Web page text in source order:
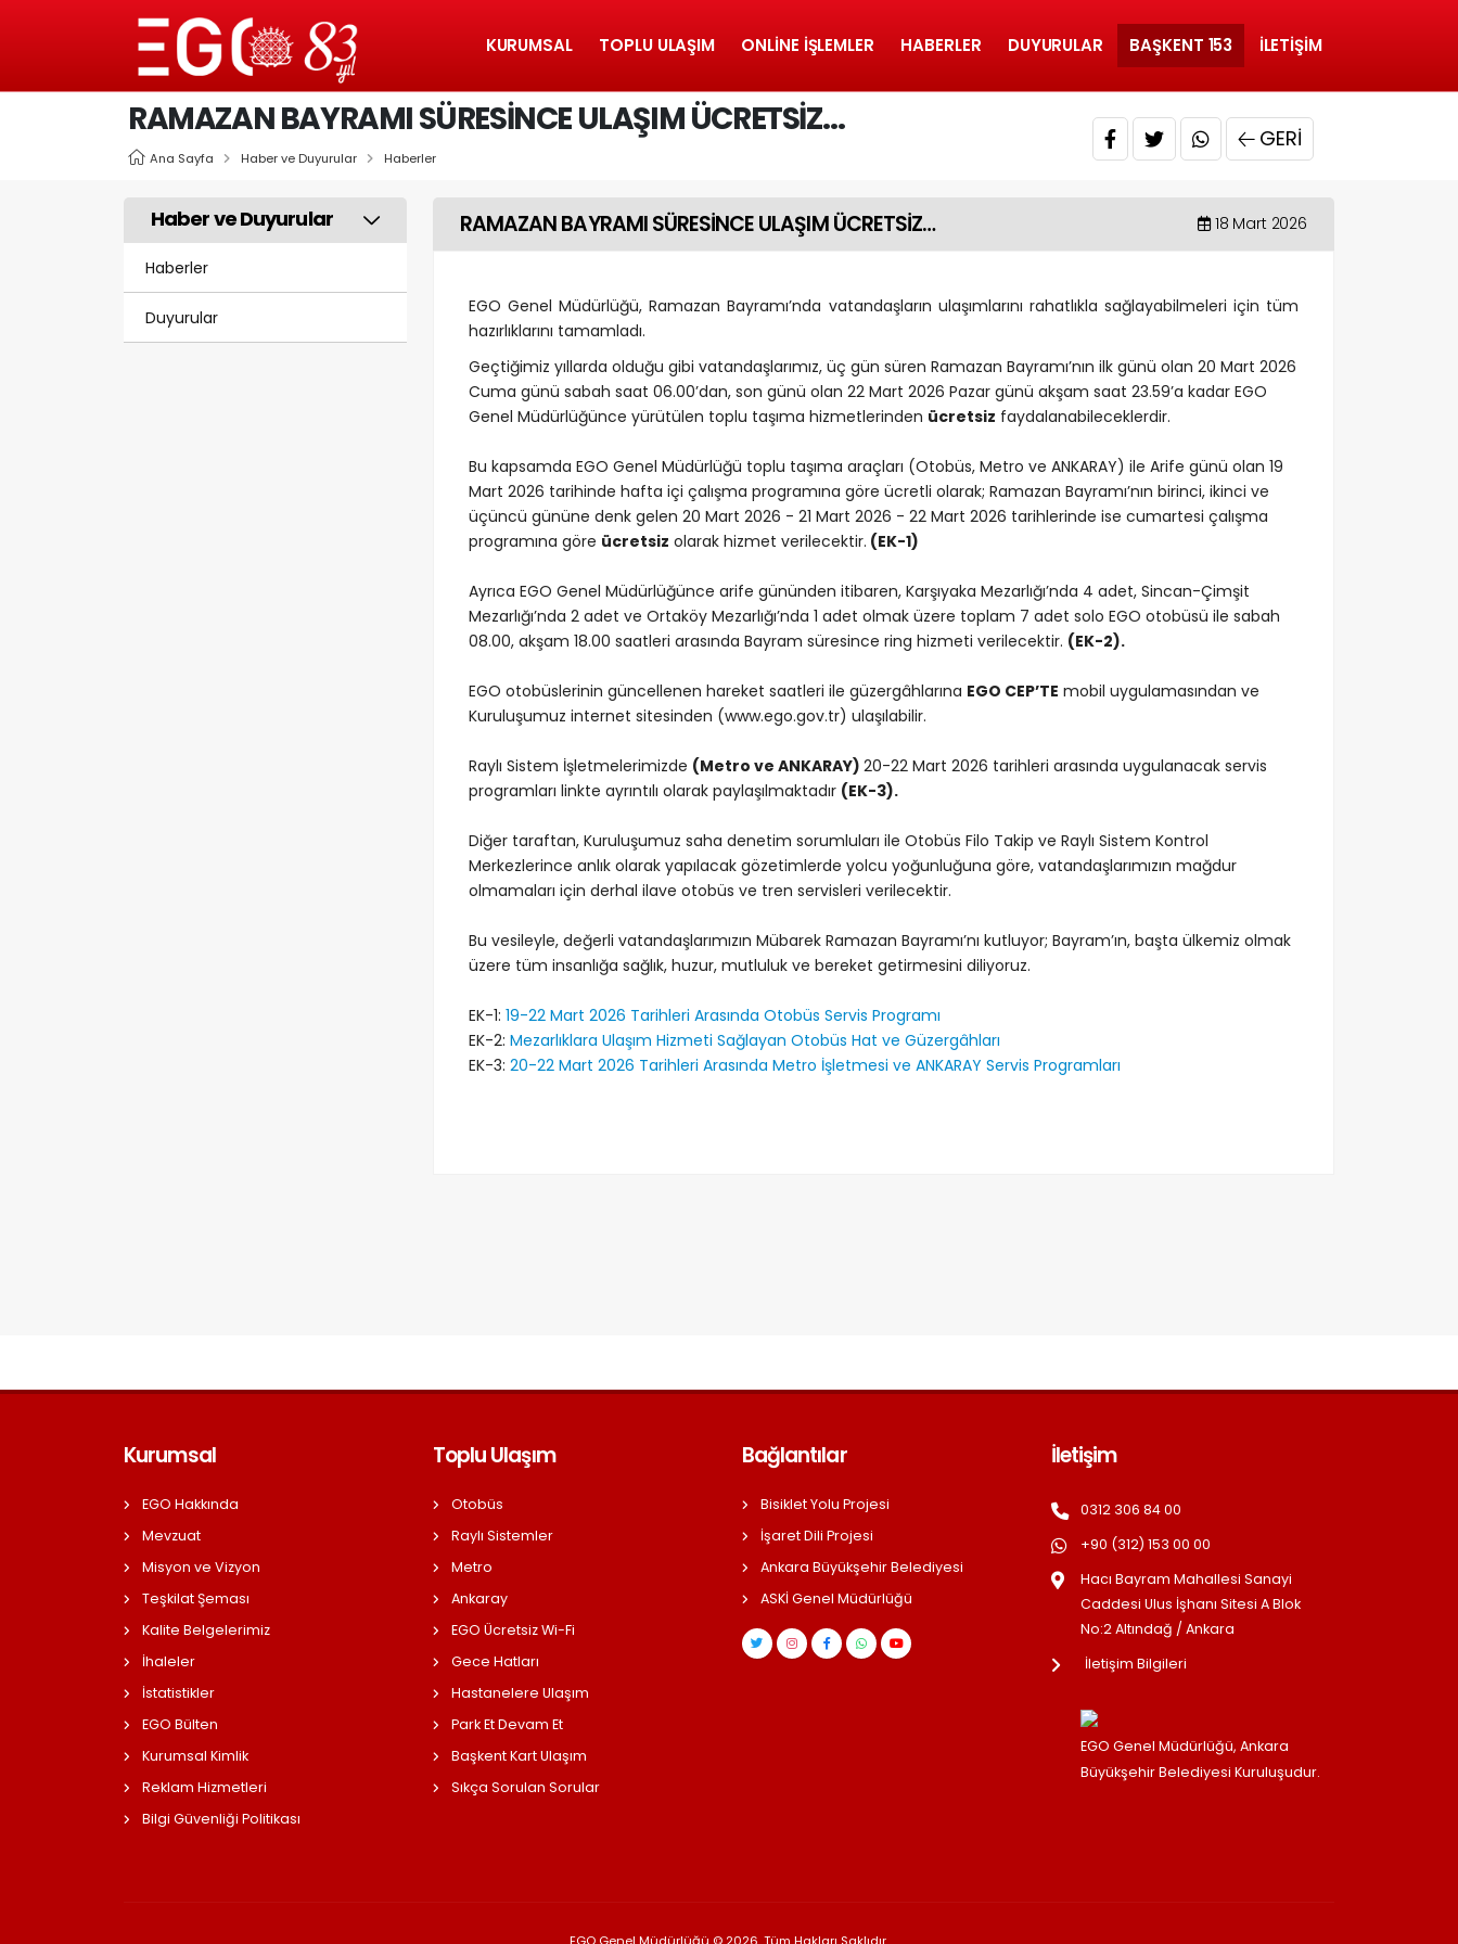
KURUMSAL TOPLU ULAŞIM ONLINE İŞLEMLER HABERLER DUYURULAR BAŞKENT 153 İLETIŞIM
RAMAZAN BAYRAMI SÜRESİNCE ULAŞIM ÜCRETSİZ…
Ana Sayfa Haber ve Duyurular Haberler
GERI
Haber ve Duyurular
Haberler
Duyurular
RAMAZAN BAYRAMI SÜRESİNCE ULAŞIM ÜCRETSİZ… 18 Mart 2026
EGO Genel Müdürlüğü, Ramazan Bayramı’nda vatandaşların ulaşımlarını rahatlıkla sağlayabilmeleri için tüm
hazırlıklarını tamamladı.
Geçtiğimiz yıllarda olduğu gibi vatandaşlarımız, üç gün süren Ramazan Bayramı’nın ilk günü olan 20 Mart 2026
Cuma günü sabah saat 06.00’dan, son günü olan 22 Mart 2026 Pazar günü akşam saat 23.59’a kadar EGO
Genel Müdürlüğünce yürütülen toplu taşıma hizmetlerinden ücretsiz faydalanabileceklerdir.
Bu kapsamda EGO Genel Müdürlüğü toplu taşıma araçları (Otobüs, Metro ve ANKARAY) ile Arife günü olan 19
Mart 2026 tarihinde hafta içi çalışma programına göre ücretli olarak; Ramazan Bayramı’nın birinci, ikinci ve
üçüncü gününe denk gelen 20 Mart 2026 - 21 Mart 2026 - 22 Mart 2026 tarihlerinde ise cumartesi çalışma
programına göre ücretsiz olarak hizmet verilecektir. (EK-1)
Ayrıca EGO Genel Müdürlüğünce arife gününden itibaren, Karşıyaka Mezarlığı’nda 4 adet, Sincan-Çimşit
Mezarlığı’nda 2 adet ve Ortaköy Mezarlığı’nda 1 adet olmak üzere toplam 7 adet solo EGO otobüsü ile sabah
08.00, akşam 18.00 saatleri arasında Bayram süresince ring hizmeti verilecektir. (EK-2).
EGO otobüslerinin güncellenen hareket saatleri ile güzergâhlarına EGO CEP’TE mobil uygulamasından ve
Kuruluşumuz internet sitesinden (www.ego.gov.tr) ulaşılabilir.
Raylı Sistem İşletmelerimizde (Metro ve ANKARAY) 20-22 Mart 2026 tarihleri arasında uygulanacak servis
programları linkte ayrıntılı olarak paylaşılmaktadır (EK-3).
Diğer taraftan, Kuruluşumuz saha denetim sorumluları ile Otobüs Filo Takip ve Raylı Sistem Kontrol
Merkezlerince anlık olarak yapılacak gözetimlerde yolcu yoğunluğuna göre, vatandaşlarımızın mağdur
olmamaları için derhal ilave otobüs ve tren servisleri verilecektir.
Bu vesileyle, değerli vatandaşlarımızın Mübarek Ramazan Bayramı’nı kutluyor; Bayram’ın, başta ülkemiz olmak
üzere tüm insanlığa sağlık, huzur, mutluluk ve bereket getirmesini diliyoruz.
EK-1: 19-22 Mart 2026 Tarihleri Arasında Otobüs Servis Programı
EK-2: Mezarlıklara Ulaşım Hizmeti Sağlayan Otobüs Hat ve Güzergâhları
EK-3: 20-22 Mart 2026 Tarihleri Arasında Metro İşletmesi ve ANKARAY Servis Programları
Kurumsal
EGO Hakkında
Mevzuat
Misyon ve Vizyon
Teşkilat Şeması
Kalite Belgelerimiz
İhaleler
İstatistikler
EGO Bülten
Kurumsal Kimlik
Reklam Hizmetleri
Bilgi Güvenliği Politikası
Toplu Ulaşım
Otobüs
Raylı Sistemler
Metro
Ankaray
EGO Ücretsiz Wi-Fi
Gece Hatları
Hastanelere Ulaşım
Park Et Devam Et
Başkent Kart Ulaşım
Sıkça Sorulan Sorular
Bağlantılar
Bisiklet Yolu Projesi
İşaret Dili Projesi
Ankara Büyükşehir Belediyesi
ASKİ Genel Müdürlüğü
İletişim
0312 306 84 00
+90 (312) 153 00 00
Hacı Bayram Mahallesi Sanayi
Caddesi Ulus İşhanı Sitesi A Blok
No:2 Altındağ / Ankara
İletişim Bilgileri
EGO Genel Müdürlüğü, Ankara
Büyükşehir Belediyesi Kuruluşudur.